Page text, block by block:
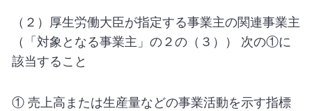
（２）厚生労働大臣が指定する事業主の関連事業主
（「対象となる事業主」の２の（３）） 次の①に
該当すること
① 売上高または生産量などの事業活動を示す指標